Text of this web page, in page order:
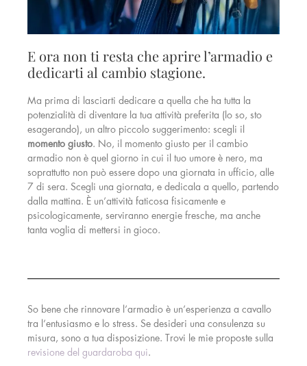
E ora non ti resta che aprire l’armadio e
dedicarti al cambio stagione.
Ma prima di lasciarti dedicare a quella che ha tutta la
potenzialità di diventare la tua attività preferita (lo so, sto
esagerando), un altro piccolo suggerimento: scegli il
momento giusto. No, il momento giusto per il cambio
armadio non è quel giorno in cui il tuo umore è nero, ma
soprattutto non può essere dopo una giornata in ufficio, alle
7 di sera. Scegli una giornata, e dedicala a quello, partendo
dalla mattina. È un’attività faticosa fisicamente e
psicologicamente, serviranno energie fresche, ma anche
tanta voglia di mettersi in gioco.
So bene che rinnovare l’armadio è un’esperienza a cavallo
tra l’entusiasmo e lo stress. Se desideri una consulenza su
misura, sono a tua disposizione. Trovi le mie proposte sulla
revisione del guardaroba qui.